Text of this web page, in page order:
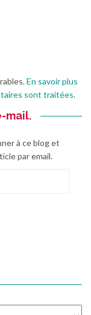
En savoir plus
sont traitées.
mail.
à ce blog et
par email.